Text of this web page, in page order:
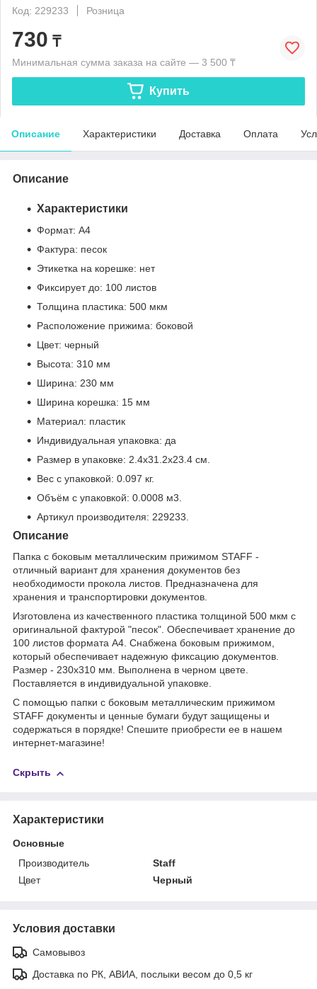
Код: 229233
Розница
730 ₸
Минимальная сумма заказа на сайте — 3 500 ₸
Купить
Описание Характеристики Доставка Оплата
Описание
Характеристики
Формат: А4
Фактура: песок
Этикетка на корешке: нет
Фиксирует до: 100 листов
Толщина пластика: 500 мкм
Расположение прижима: боковой
Цвет: черный
Высота: 310 мм
Ширина: 230 мм
Ширина корешка: 15 мм
Материал: пластик
Индивидуальная упаковка: да
Размер в упаковке: 2.4x31.2x23.4 см.
Вес с упаковкой: 0.097 кг.
Объём с упаковкой: 0.0008 м3
Артикул производителя: 229233.
Описание
Папка с боковым металлическим прижимом STAFF -
отличный вариант для хранения документов без
необходимости прокола листов. Предназначена для
хранения и транспортировки документов.
Изготовлена из качественного пластика толщиной 500 мкм с
оригинальной фактурой "песок". Обеспечивает хранение до
100 листов формата А4. Снабжена боковым прижимом,
который обеспечивает надежную фиксацию документов.
Размер - 230х310 мм. Выполнена в черном цвете.
Поставляется в индивидуальной упаковке.
С помощью папки с боковым металлическим прижимом
STAFF документы и ценные бумаги будут защищены и
содержаться в порядке! Спешите приобрести ее в нашем
интернет-магазине!
Скрыть
Характеристики
Основные
Производитель
Staff
Цвет
Черный
Условия доставки
Самовывоз
Доставка по РК, АВИА, послыки весом до 0,5 кг